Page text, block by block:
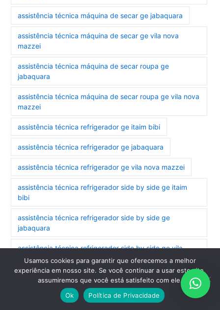
assistência técnica máquina de secar ge jabaquara
assistência técnica máquina de secar ge vila nova
mazzei
assistência técnica máquina de secar roupa ge
jabaquara
assistência técnica máquina de secar roupa ge vila nova
mazzei
assistência técnica refrigerador ge itaim bibi
assistência técnica refrigerador ge jabaquara
assistência técnica refrigerador ge vila nova mazzei
assistência técnica refrigerador side by side ge itaim
bibi
assistência técnica refrigerador side by side ge
jabaquara
assistência técnica refrigerador side by side ge vila
nova mazzei
assistência técnica secadora ge jabaquara
assistência técnica secadora ge vila nova mazzei
Usamos cookies para garantir que oferecemos a melhor
experiência em nosso site. Se você continuar a usar este site,
assumiremos que você está satisfeito com ele.
Ok
Política de Privacidade